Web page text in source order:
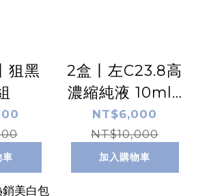
狙黑
車
2盒丨左C23.8高
濃縮純液 10ml /
盒 x2
NT$6,000
NT$10,000
加入購物車